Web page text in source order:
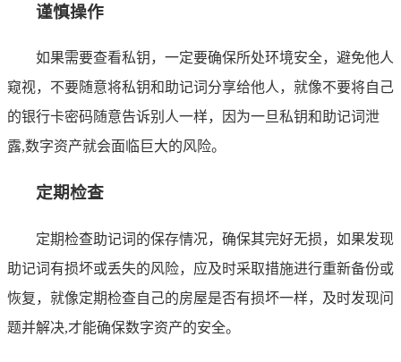
谨慎操作
如果需要查看私钥，一定要确保所处环境安全，避免他人
窥视，不要随意将私钥和助记词分享给他人，就像不要将自己
的银行卡密码随意告诉别人一样，因为一旦私钥和助记词泄
露,数字资产就会面临巨大的风险。
定期检查
定期检查助记词的保存情况，确保其完好无损，如果发现
助记词有损坏或丢失的风险，应及时采取措施进行重新备份或
恢复，就像定期检查自己的房屋是否有损坏一样，及时发现问
题并解决,才能确保数字资产的安全。